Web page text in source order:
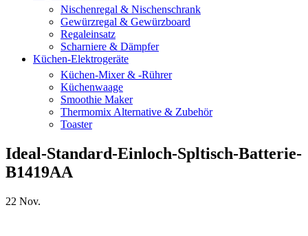
Nischenregal & Nischenschrank
Gewürzregal & Gewürzboard
Regaleinsatz
Scharniere & Dämpfer
Küchen-Elektrogeräte
Küchen-Mixer & -Rührer
Küchenwaage
Smoothie Maker
Thermomix Alternative & Zubehör
Toaster
Ideal-Standard-Einloch-Spltisch-Batterie-
B1419AA
22 Nov.